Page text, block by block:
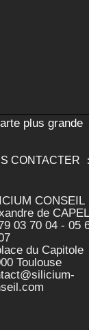
plus grande
CONTACTER
CONSEIL
de
03 70 04 - 05
du Capitole
Toulouse